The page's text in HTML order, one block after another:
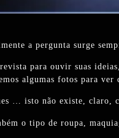
a pergunta surge
para ouvir suas
algumas fotos para ver
… isto não existe, claro,
o tipo de roupa,